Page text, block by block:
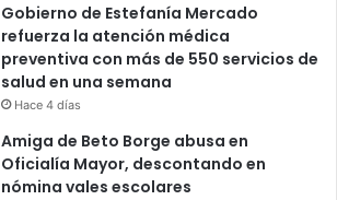
Gobierno de Estefanía Mercado
refuerza la atención médica
preventiva con más de 550 servicios de
salud en una semana
Hace 4 días
Amiga de Beto Borge abusa en
Oficialía Mayor, descontando en
nómina vales escolares